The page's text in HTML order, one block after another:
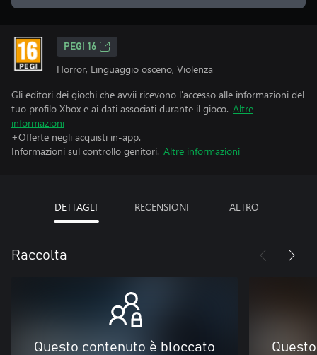
PEGI 16
Horror, Linguaggio osceno, Violenza
Gli editori dei giochi che avvii ricevono l'accesso alle informazioni del
tuo profilo Xbox e ai dati associati durante il gioco. Altre
informazioni
+Offerte negli acquisti in-app.
Informazioni sul controllo genitori. Altre informazioni
DETTAGLI RECENSIONI ALTRO
Raccolta
Questo contenuto è bloccato